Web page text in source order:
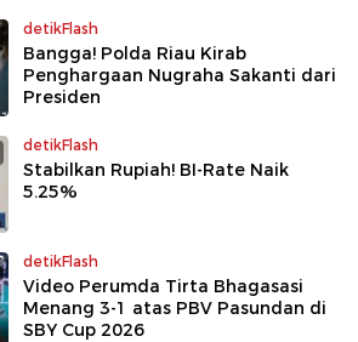
detikFlash
Bangga! Polda Riau Kirab
Penghargaan Nugraha Sakanti dari
Presiden
detikFlash
Stabilkan Rupiah! BI-Rate Naik
5.25%
detikFlash
Video Perumda Tirta Bhagasasi
Menang 3-1 atas PBV Pasundan di
SBY Cup 2026